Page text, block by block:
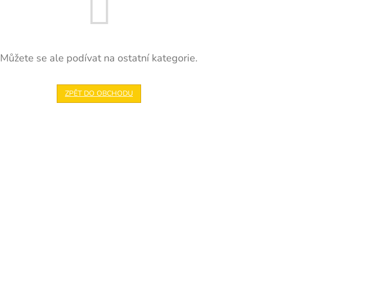
Můžete se ale podívat na ostatní kategorie.
ZPĚT DO OBCHODU